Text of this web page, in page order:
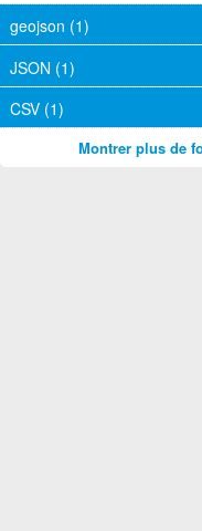
geojson (1)
JSON (1)
CSV (1)
Montrer plus de